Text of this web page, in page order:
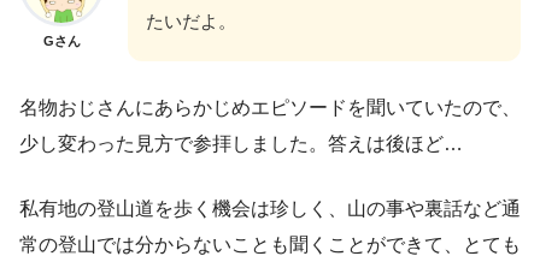
Gさん
たいだよ。
名物おじさんにあらかじめエピソードを聞いていたので、
少し変わった見方で参拝しました。答えは後ほど…
私有地の登山道を歩く機会は珍しく、山の事や裏話など通
常の登山では分からないことも聞くことができて、とても